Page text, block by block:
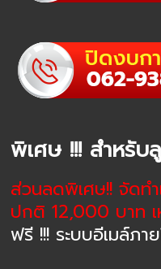
พิเศษ !!! สำหรับ
ส่วนลดพิเศษ!! จัดทำ
ปกติ 12,000 บาท
ฟรี !!! ระบบอีเมล์ภา